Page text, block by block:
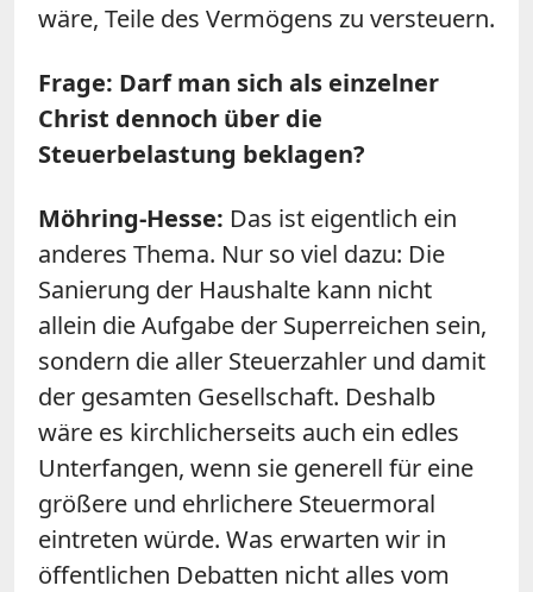
wäre, Teile des Vermögens zu versteuern.
Frage: Darf man sich als einzelner
Christ dennoch über die
Steuerbelastung beklagen?
Möhring-Hesse: Das ist eigentlich ein
anderes Thema. Nur so viel dazu: Die
Sanierung der Haushalte kann nicht
allein die Aufgabe der Superreichen sein,
sondern die aller Steuerzahler und damit
der gesamten Gesellschaft. Deshalb
wäre es kirchlicherseits auch ein edles
Unterfangen, wenn sie generell für eine
größere und ehrlichere Steuermoral
eintreten würde. Was erwarten wir in
öffentlichen Debatten nicht alles vom